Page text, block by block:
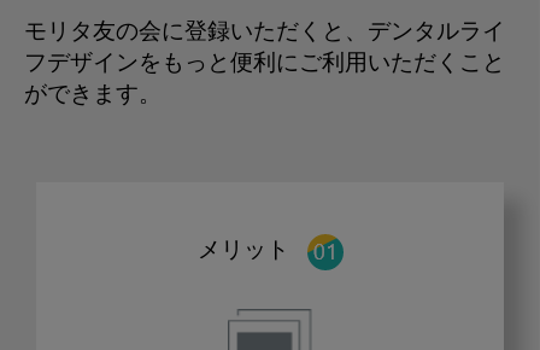
モリタ友の会に登録いただくと、デンタルライ
フデザインをもっと便利にご利用いただくこと
ができます。
メリット